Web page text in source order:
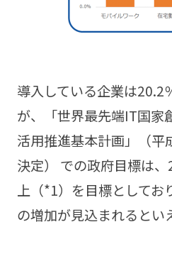
導入している企業は20.2
が、「世界最先端IT国家
活用推進基本計画」（平
決定） での政府目標は
上（*1）を目標としてお
の増加が見込まれるとい